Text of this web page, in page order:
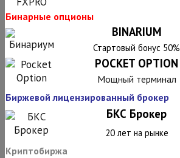
Бинарные опционы
BINARIUM
Стартовый бонус 50%
POCKET OPTION
Мощный терминал
Биржевой лицензированный брокер
БКС Брокер
20 лет на рынке
Криптобиржа